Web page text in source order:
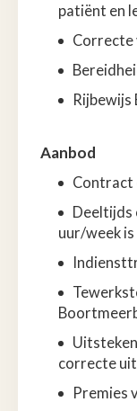
patiënt en
Correcte
Rijbewijs
Aanbod
Contract
uur/week
correcte
Premies